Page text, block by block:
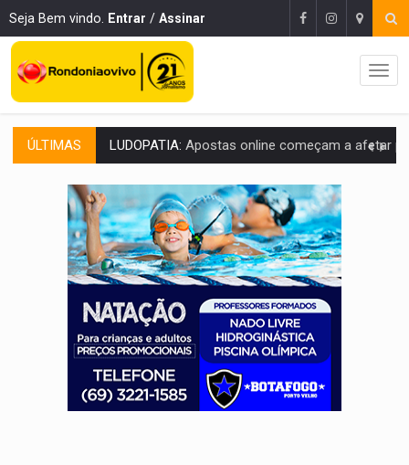
Seja Bem vindo. Entrar / Assinar
ÚLTIMAS REFLORESTAMENTO: Plantar árvores não será mais suficiente para
OVNIS NA LUA:Cientistas alertam para possível base secreta no satélite
ACABOU COM PEUGEOT:Incêndio destrói carro que era rebocado para oficina
VÍDEO:Ladrão é filmado furtando moto na frente do bar
BOLSAS DE PESQUISA:Iniciativa Amazônia+10 lança chamada para fortalecer
MATERIAL:Brasil tem grandes reservas de urânio, mas produz pouco e
VÍDEO: Serpente capturada na fábrica da Coca-Cola é
HOMENAGEM: Cientistas cassados pelo AI-5 se tornam pesquisadores